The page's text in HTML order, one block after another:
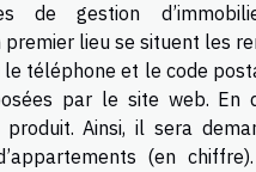
de gestion
premier lieu se situent les
le téléphone et le code
par le site web. En
Ainsi, il sera
(en